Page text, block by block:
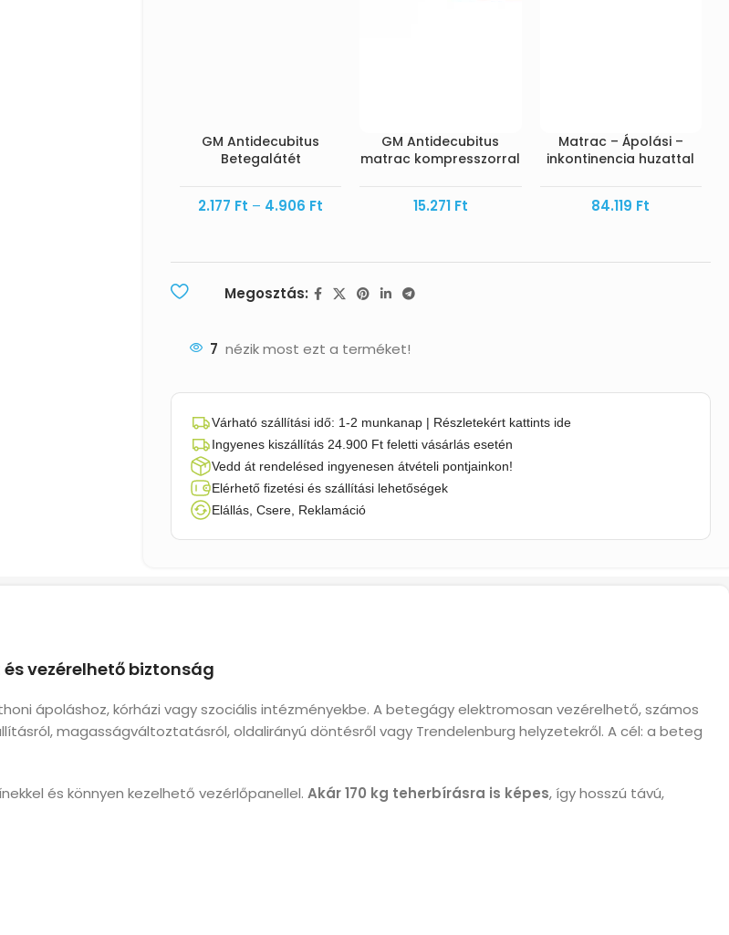
GM Antidecubitus
Betegalátét
2.177 Ft – 4.906 Ft
GM Antidecubitus
matrac kompresszorral
15.271 Ft
Matrac – Ápolási –
inkontinencia huzattal
84.119 Ft
Megosztás:
7 nézik most ezt a terméket!
Várható szállítási idő: 1-2 munkanap | Részletekért kattints ide
Ingyenes kiszállítás 24.900 Ft feletti vásárlás esetén
Vedd át rendelésed ingyenesen átvételi pontjainkon!
Elérhető fizetési és szállítási lehetőségek
Elállás, Csere, Reklamáció
vezérelhető biztonság
ápoláshoz, kórházi vagy szociális intézményekbe. A betegágy elektromosan vezérelhető, számos
magasságváltoztatásról, oldalirányú döntésről vagy Trendelenburg helyzetekről. A cél: a beteg
és könnyen kezelhető vezérlőpanellel. Akár 170 kg teherbírásra is képes, így hosszú távú,